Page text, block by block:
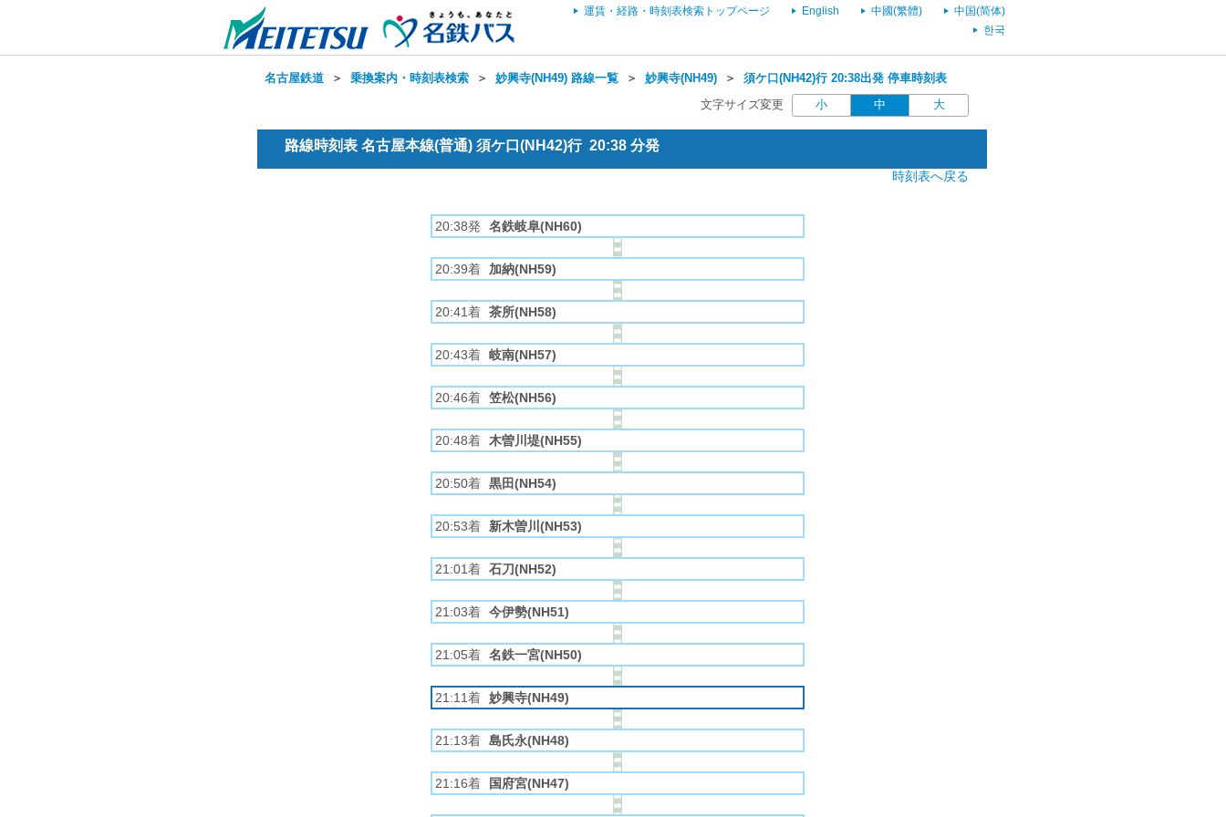
運賃・経路・時刻表検索トップページ English 中國(繁體)
中国(简体)
한국
名古屋鉄道 ＞ 乗換案内・時刻表検索 ＞ 妙興寺(NH49) 路線一覧 ＞ 妙興寺(NH49) ＞ 須ケ口(NH42)行 20:38出発 停車時刻表
文字サイズ変更 小 中 大
路線時刻表 名古屋本線(普通) 須ケ口(NH42)行 20:38 分発
時刻表へ戻る
20:38発 名鉄岐阜(NH60)
20:39着 加納(NH59)
20:41着 茶所(NH58)
20:43着 岐南(NH57)
20:46着 笠松(NH56)
20:48着 木曽川堤(NH55)
20:50着 黒田(NH54)
20:53着 新木曽川(NH53)
21:01着 石刀(NH52)
21:03着 今伊勢(NH51)
21:05着 名鉄一宮(NH50)
21:11着 妙興寺(NH49)
21:13着 島氏永(NH48)
21:16着 国府宮(NH47)